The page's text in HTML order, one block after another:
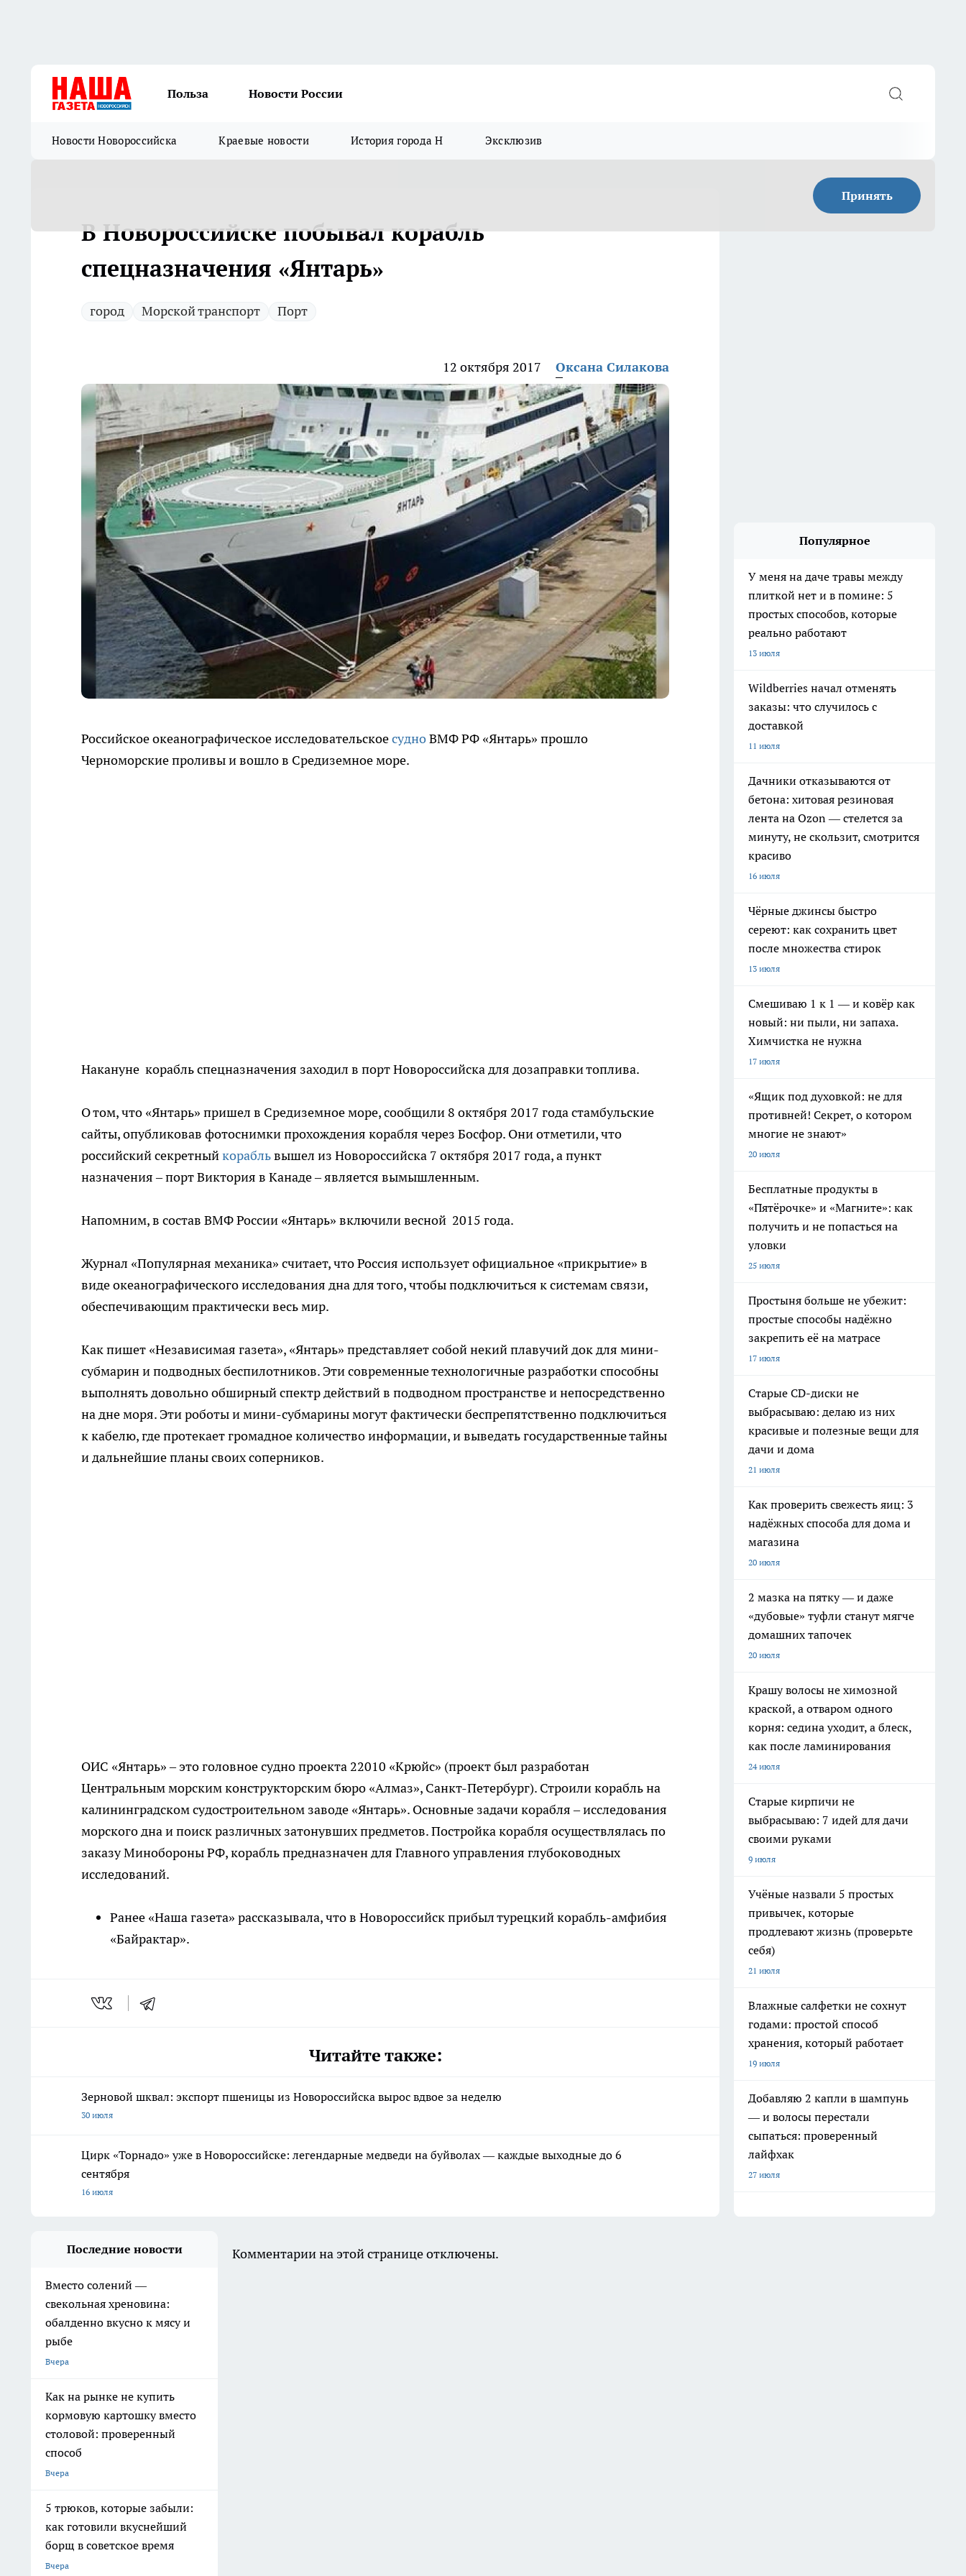
Польза Новости России
Новости Новороссийска Краевые новости История города Н Эксклюзив
Принять
В Новороссийске побывал корабль
спецназначения «Янтарь»
город Морской транспорт Порт
12 октября 2017 Оксана Силакова
Российское океанографическое исследовательскоесудноВМФ РФ «Янтарь» прошло
Черноморские проливы и вошло в Средиземное море.
Накануне корабль спецназначения заходил в порт Новороссийска для дозаправки топлива.
О том, что «Янтарь» пришел в Средиземное море, сообщили 8 октября 2017 года стамбульские
сайты, опубликовав фотоснимки прохождения корабля через Босфор. Они отметили, что
российский секретныйкорабльвышел из Новороссийска 7 октября 2017 года, а пункт
назначения – порт Виктория в Канаде – является вымышленным.
Напомним, в состав ВМФ России «Янтарь» включили весной 2015 года.
Журнал «Популярная механика» считает, что Россия использует официальное «прикрытие» в
виде океанографического исследования дна для того, чтобы подключиться к системам связи,
обеспечивающим практически весь мир.
Как пишет «Независимая газета», «Янтарь» представляет собой некий плавучий док для мини-
субмарин и подводных беспилотников. Эти современные технологичные разработки способны
выполнять довольно обширный спектр действий в подводном пространстве и непосредственно
на дне моря. Эти роботы и мини-субмарины могут фактически беспрепятственно подключиться
к кабелю, где протекает громадное количество информации, и выведать государственные тайны
и дальнейшие планы своих соперников.
ОИС «Янтарь» – это головное судно проекта 22010 «Крюйс» (проект был разработан
Центральным морским конструкторским бюро «Алмаз», Санкт-Петербург). Строили корабль на
калининградском судостроительном заводе «Янтарь». Основные задачи корабля – исследования
морского дна и поиск различных затонувших предметов. Постройка корабля осуществлялась по
заказу Минобороны РФ, корабль предназначен для Главного управления глубоководных
исследований.
Ранее «Наша газета» рассказывала, что в Новороссийск прибыл турецкий корабль-амфибия
«Байрактар».
Читайте также:
Зерновой шквал: экспорт пшеницы из Новороссийска вырос вдвое за неделю
30 июля
Цирк «Торнадо» уже в Новороссийске: легендарные медведи на буйволах — каждые выходные до 6
сентября
16 июля
Популярное
У меня на даче травы между
плиткой нет и в помине: 5
простых способов, которые
реально работают
13 июля
Wildberries начал отменять
заказы: что случилось с
доставкой
11 июля
Дачники отказываются от
бетона: хитовая резиновая
лента на Ozon — стелется за
минуту, не скользит, смотрится
красиво
16 июля
Чёрные джинсы быстро
сереют: как сохранить цвет
после множества стирок
13 июля
Смешиваю 1 к 1 — и ковёр как
новый: ни пыли, ни запаха.
Химчистка не нужна
17 июля
«Ящик под духовкой: не для
противней! Секрет, о котором
многие не знают»
20 июля
Бесплатные продукты в
«Пятёрочке» и «Магните»: как
получить и не попасться на
уловки
25 июля
Простыня больше не убежит:
простые способы надёжно
закрепить её на матрасе
17 июля
Старые CD-диски не
выбрасываю: делаю из них
красивые и полезные вещи для
дачи и дома
21 июля
Как проверить свежесть яиц: 3
надёжных способа для дома и
магазина
20 июля
2 мазка на пятку — и даже
«дубовые» туфли станут мягче
домашних тапочек
20 июля
Крашу волосы не химозной
краской, а отваром одного
корня: седина уходит, а блеск,
как после ламинирования
24 июля
Старые кирпичи не
выбрасываю: 7 идей для дачи
своими руками
9 июля
Учёные назвали 5 простых
привычек, которые
продлевают жизнь (проверьте
себя)
21 июля
Влажные салфетки не сохнут
годами: простой способ
хранения, который работает
19 июля
Добавляю 2 капли в шампунь
— и волосы перестали
сыпаться: проверенный
лайфхак
27 июля
Последние новости
Вместо солений —
свекольная хреновина:
обалденно вкусно к мясу и
рыбе
Вчера
Как на рынке не купить
кормовую картошку вместо
столовой: проверенный
способ
Вчера
5 трюков, которые забыли:
как готовили вкуснейший
борщ в советское время
Вчера
Комментарии на этой странице отключены.